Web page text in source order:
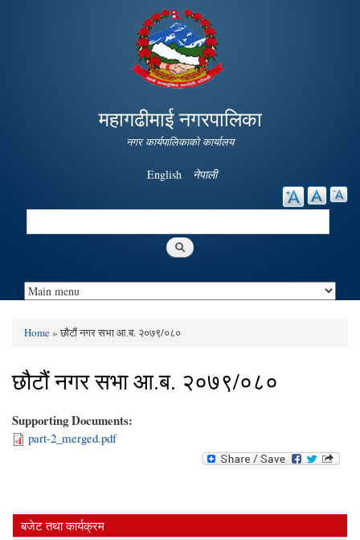
Skip to
main
content
महागढीमाई नगरपालिका
नगर कार्यपालिकाको कार्यालय
English नेपाली
Search
Home» छौटौं नगर सभा आ.ब. २०७९/०८०
छौटौं नगर सभा आ.ब. २०७९/०८०
Supporting Documents:
part-2_merged.pdf
बजेट तथा कार्यक्रम